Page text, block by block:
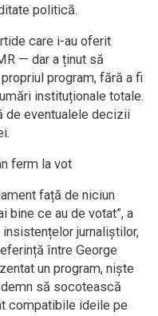
politică.
care i-au oferit
— dar a ținut să
program, fără a fi
instituționale totale.
de eventualele decizii
ferm la vot
față de niciun
bine ce au de votat”, a
jurnaliștilor,
între George
un program, niște
să socotească
compatibile ideile pe